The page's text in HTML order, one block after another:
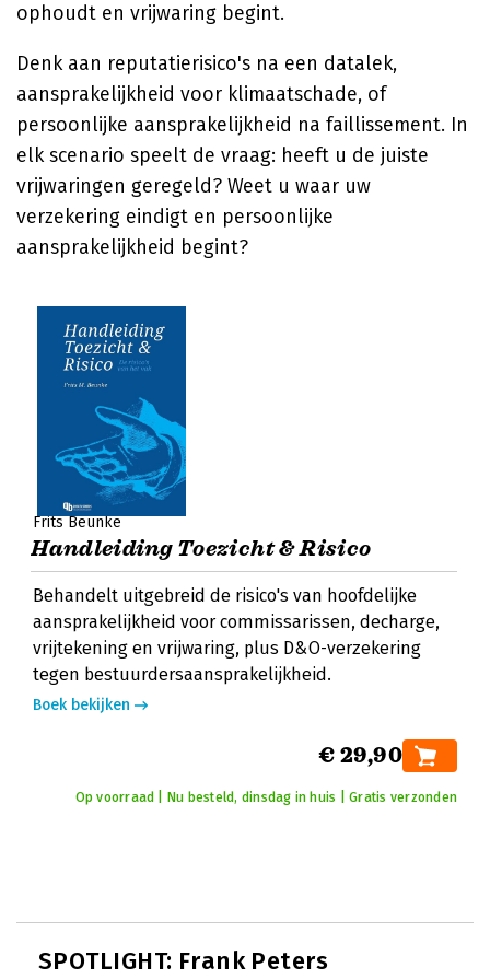
ophoudt en vrijwaring begint.
Denk aan reputatierisico's na een datalek,
aansprakelijkheid voor klimaatschade, of
persoonlijke aansprakelijkheid na faillissement. In
elk scenario speelt de vraag: heeft u de juiste
vrijwaringen geregeld? Weet u waar uw
verzekering eindigt en persoonlijke
aansprakelijkheid begint?
Frits Beunke
Handleiding Toezicht & Risico
Behandelt uitgebreid de risico's van hoofdelijke
aansprakelijkheid voor commissarissen, decharge,
vrijtekening en vrijwaring, plus D&O-verzekering
tegen bestuurdersaansprakelijkheid.
Boek bekijken
€ 29,90
Op voorraad | Nu besteld, dinsdag in huis | Gratis verzonden
SPOTLIGHT: Frank Peters